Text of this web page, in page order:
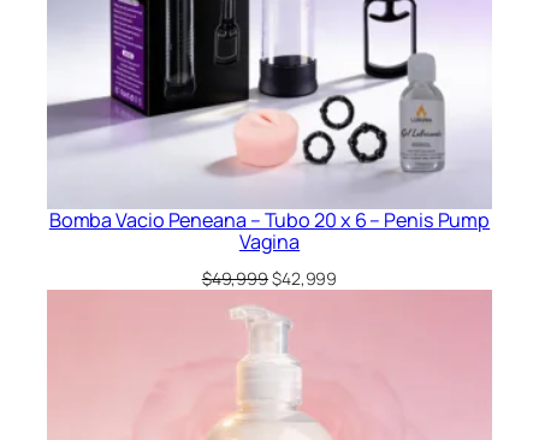
Bomba Vacio Peneana – Tubo 20 x 6 – Penis Pump
Vagina
$49,999El
original
$49,999.
$42,999